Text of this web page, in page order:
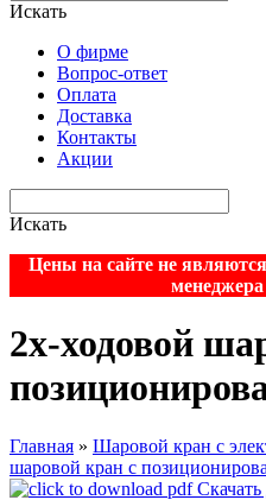
Искать
О фирме
Вопрос-ответ
Оплата
Доставка
Контакты
Акции
Искать
Цены на сайте не
менеджера
2x-ходовой
Главная » Шаровой кран с
шаровой кран с